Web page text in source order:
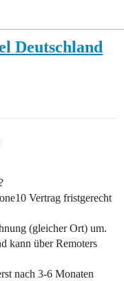
Deutschland
Vertrag fristgerecht
(gleicher Ort) um.
kann über Remoters
nach 3-6 Monaten